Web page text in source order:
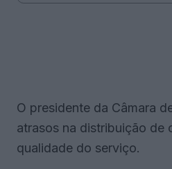
O presidente da Câmara
atrasos na distribuição de
qualidade do serviço.